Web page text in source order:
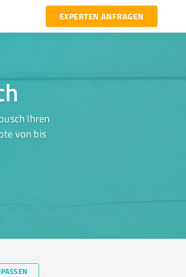
EXPERTEN ANFRAGEN
Ihren
von bis